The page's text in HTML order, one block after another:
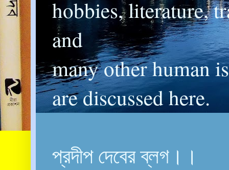
hobbies, literature,
and
many other human
are discussed here.
প্রদীপ দেবের ব্লগ।।